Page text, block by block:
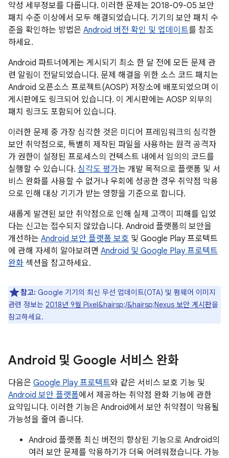
약성 세부정보를 다룹니다. 이러한 문제는 2018-09-05 보안
패치 수준 이상에서 모두 해결되었습니다. 기기의 보안 패치 수
준을 확인하는 방법은 Android 버전 확인 및 업데이트를 참조
하세요.
Android 파트너에게는 게시되기 최소 한 달 전에 모든 문제 관
련 알림이 전달되었습니다. 문제 해결을 위한 소스 코드 패치는
Android 오픈소스 프로젝트(AOSP) 저장소에 배포되었으며 이
게시판에도 링크되어 있습니다. 이 게시판에는 AOSP 외부의
패치 링크도 포함되어 있습니다.
이러한 문제 중 가장 심각한 것은 미디어 프레임워크의 심각한
보안 취약점으로, 특별히 제작된 파일을 사용하는 원격 공격자
가 권한이 설정된 프로세스의 컨텍스트 내에서 임의의 코드를
실행할 수 있습니다. 심각도 평가는 개발 목적으로 플랫폼 및 서
비스 완화를 사용할 수 없거나 우회에 성공한 경우 취약점 악용
으로 인해 대상 기기가 받는 영향을 기준으로 합니다.
새롭게 발견된 보안 취약점으로 인해 실제 고객이 피해를 입었
다는 신고는 접수되지 않았습니다. Android 플랫폼의 보안을
개선하는 Android 보안 플랫폼 보호 및 Google Play 프로텍트
에 관해 자세히 알아보려면 Android 및 Google Play 프로텍트
완화 섹션을 참고하세요.
참고: Google 기기의 최신 무선 업데이트(OTA) 및 펌웨어 이미지
관련 정보는 2018년 9월 Pixel&hairsp;/&hairsp;Nexus 보안 게시판을
참고하세요.
Android 및 Google 서비스 완화
다음은 Google Play 프로텍트와 같은 서비스 보호 기능 및
Android 보안 플랫폼에서 제공하는 취약점 완화 기능에 관한
요약입니다. 이러한 기능은 Android에서 보안 취약점이 악용될
가능성을 줄여 줍니다.
Android 플랫폼 최신 버전의 향상된 기능으로 Android의
여러 보안 문제를 악용하기가 더욱 어려워졌습니다. 가능